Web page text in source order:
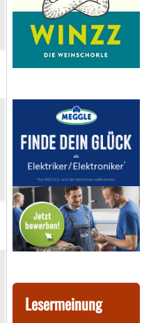
Lesermeinung